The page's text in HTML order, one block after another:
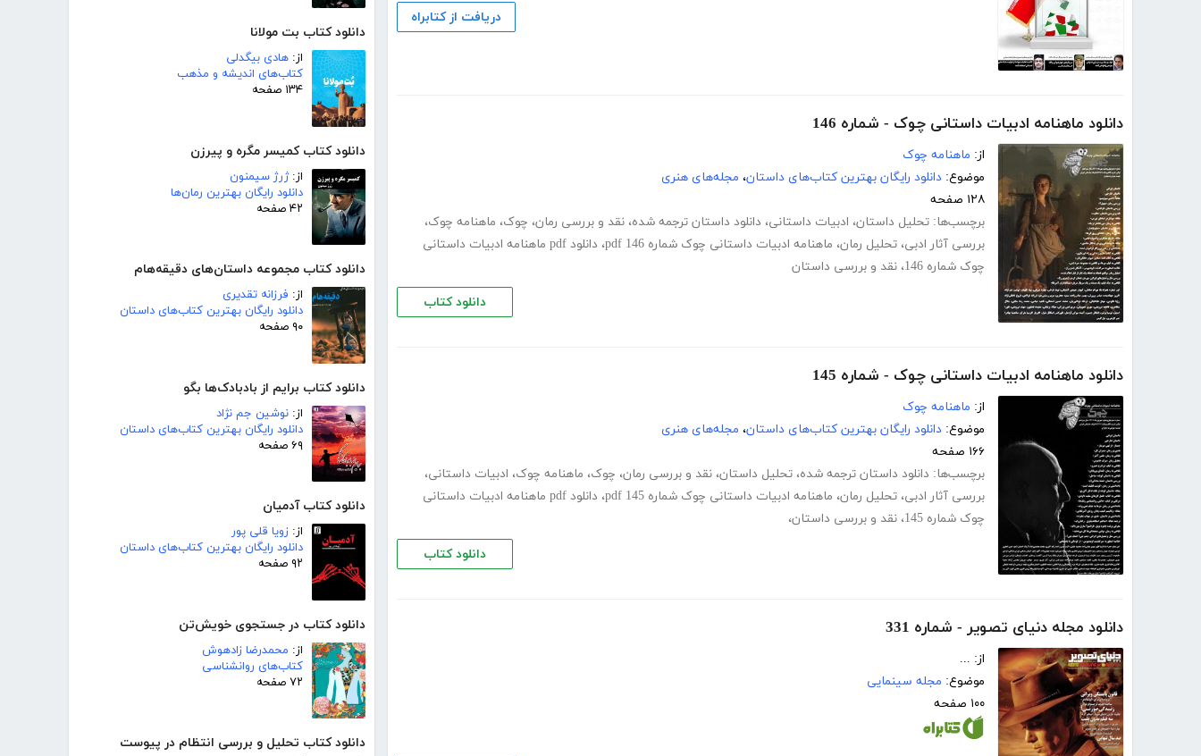
دانلود کتاب بت مولانا
از: هادی بیگدلی
کتاب‌های اندیشه و مذهب
۱۳۴ صفحه
دانلود کتاب کمیسر مگره و پیرزن
از:ژرژ سیمنون
دانلود رایگان بهترین رمان‌ها
۴۲ صفحه
دانلود کتاب مجموعه داستان‌های دقیقه‌هام
از: فرزانه تقدیری
دانلود رایگان بهترین کتاب‌های داستان
۹۰ صفحه
دانلود کتاب برایم از بادبادک‌ها بگو
از: نوشین جم نژاد
دانلود رایگان بهترین کتاب‌های داستان
۶۹ صفحه
دانلود کتاب آدمیان
از: زویا قلی پور
دانلود رایگان بهترین کتاب‌های داستان
۹۲ صفحه
دانلود کتاب در جستجوی خویش‌تن
از: محمدرضا زادهوش
کتاب‌های روانشناسی
۷۲ صفحه
دانلود کتاب تحلیل و بررسی انتظام در پیوست
دریافت از کتابراه
دانلود ماهنامه ادبیات داستانی چوک - شماره 146
از: ماهنامه چوک
موضوع: دانلود رایگان بهترین کتاب‌های داستان، مجله‌های هنری
۱۲۸ صفحه
برچسب‌ها: تحلیل داستان، ادبیات داستانی، دانلود داستان ترجمه شده، نقد و بررسی رمان، چوک، ماهنامه چوک،
بررسی آثار ادبی، تحلیل رمان، ماهنامه ادبیات داستانی چوک شماره 146 pdf ،
دانلود pdf ماهنامه ادبیات داستانی
چوک شماره 146
، نقد و بررسی داستان
دانلود کتاب
دانلود ماهنامه ادبیات داستانی چوک - شماره 145
از: ماهنامه چوک
موضوع: دانلود رایگان بهترین کتاب‌های داستان، مجله‌های هنری
۱۶۶ صفحه
برچسب‌ها: دانلود داستان ترجمه شده، تحلیل داستان، نقد و بررسی رمان، چوک، ماهنامه چوک، ادبیات داستانی،
بررسی آثار ادبی، تحلیل رمان، ماهنامه ادبیات داستانی چوک شماره 145 pdf ،
دانلود pdf ماهنامه ادبیات داستانی
چوک شماره 145
، نقد و بررسی داستان،
دانلود کتاب
دانلود مجله دنیای تصویر - شماره 331
از: ...
موضوع: مجله سینمایی
۱۰۰ صفحه